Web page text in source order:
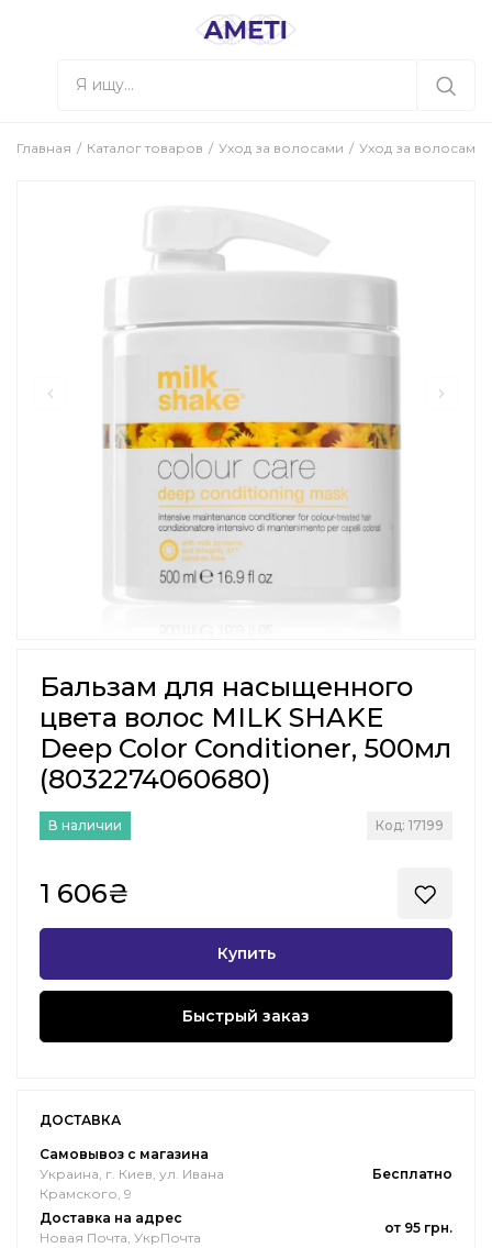
Главная Каталог товаров Уход за волосами Уход за волосами
Бальзам для насыщенного
цвета волос MILK SHAKE
Deep Color Conditioner, 500мл
(8032274060680)
В наличии Код: 17199
1 606₴
Купить
Быстрый заказ
ДОСТАВКА
Самовывоз с магазина
Украина, г. Киев, ул. Ивана
Крамского, 9
Бесплатно
Доставка на адрес
Новая Почта, УкрПочта
от 95 грн.